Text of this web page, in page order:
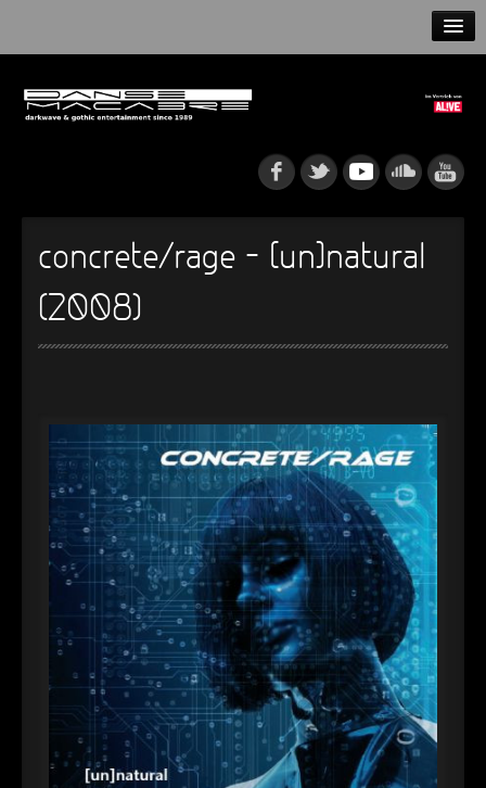
NEWS
► Rattenfänger
Oberer Totpunkt
► Dia De Los Muertos
Oberer Totpunkt
► Alltag macht tot
Oberer Totpunkt
► Die Krieger
Oberer Totpunkt
► Imperator
Oberer Totpunkt
► Maschinenherz
Oberer Totpunkt
► Der Siebte Tag
Oberer Totpunkt
► Langfristig gesehen (sind wir alle tot)
Oberer Totpunkt
► Blutmond
Oberer Totpunkt
concrete/rage – [un]natural
(2008)